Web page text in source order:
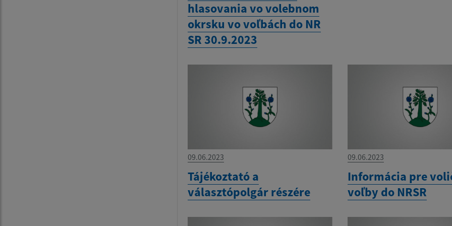
hlasovania vo volebnom
okrsku vo voľbách do NR
SR 30.9.2023
09.06.2023
Tájékoztató a
választópolgár részére
09.06.2023
Informácia pre
voľby do NRSR